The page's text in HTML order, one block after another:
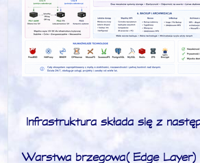
Infrastruktura składa się z
Warstwa brzegowa (Edge Layer)